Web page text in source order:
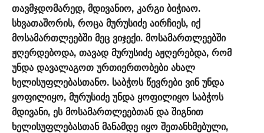
თავმჯდომარედ, მდივანიო, კარგი ბიჭიაო.
სხვათაშორის, როცა მურუსიძე აირჩიეს, იქ
მოსამართლეებში მეც ვიჯექი. მოსამართლეებში
ჟღერდებოდა, თავად მურუსიძე აჟღერებდა, რომ
უნდა დავალაგოთ ურთიერთობები ახალ
ხელისუფლებასთანო. საბჭოს წევრები ვინ უნდა
ყოფილიყო, მურუსიძე უნდა ყოფილიყო საბჭოს
მდივანი, ეს მოსამართლეებთან და შიგნით
ხელისუფლებასთან მანამდე იყო შეთანხმებული,